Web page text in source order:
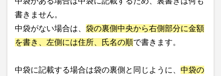
書きません。
中袋がない場合は、 袋の裏側中央から右側部分に金額
を書き、左側には住所、氏名の順で書きます。
中袋に記載する場合は袋の裏側と同じように、 中袋の